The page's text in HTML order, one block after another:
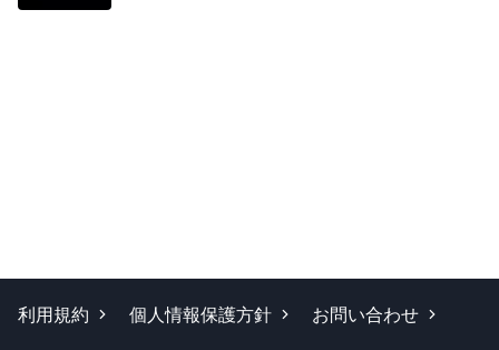
利用規約 個人情報保護方針 お問い合わせ